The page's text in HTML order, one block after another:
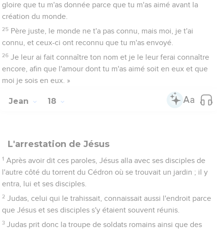
gloire que tu m'as donnée parce que tu m'as aimé avant la
création du monde.
25 Père juste, le monde ne t'a pas connu, mais moi, je t'ai
connu, et ceux-ci ont reconnu que tu m'as envoyé.
26 Je leur ai fait connaître ton nom et je le leur ferai connaître
encore, afin que l'amour dont tu m'as aimé soit en eux et que
moi je sois en eux. »
Jean 18
L'arrestation de Jésus
1 Après avoir dit ces paroles, Jésus alla avec ses disciples de
l'autre côté du torrent du Cédron où se trouvait un jardin ; il y
entra, lui et ses disciples.
2 Judas, celui qui le trahissait, connaissait aussi l'endroit parce
que Jésus et ses disciples s'y étaient souvent réunis.
3 Judas prit donc la troupe de soldats romains ainsi que des